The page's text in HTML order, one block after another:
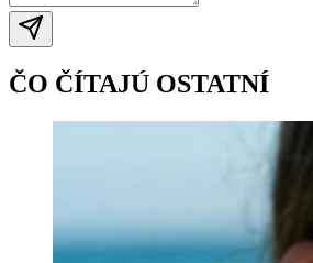
ČO ČÍTAJÚ OSTATNÍ